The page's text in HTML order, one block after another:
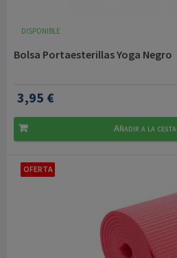
DISPONIBLE
Bolsa Portaesterillas Yoga Negro
3,95 €
Añadir a la cesta
OFERTA